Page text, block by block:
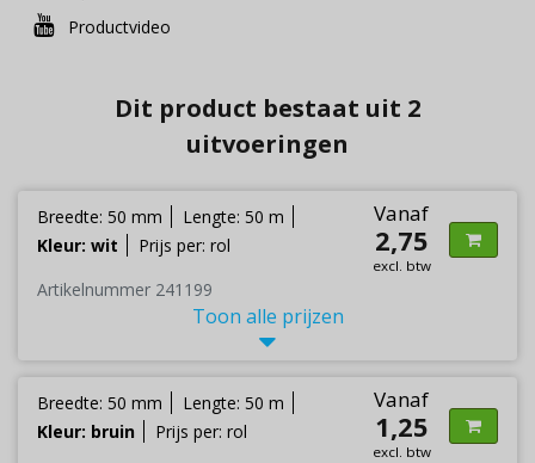
Productvideo
Dit product bestaat uit 2
uitvoeringen
Breedte: 50 mm
Lengte: 50 m
Kleur: wit
Prijs per: rol
Vanaf
2,75
excl. btw
Artikelnummer 241199
Toon alle prijzen
Breedte: 50 mm
Lengte: 50 m
Kleur: bruin
Prijs per: rol
Vanaf
1,25
excl. btw